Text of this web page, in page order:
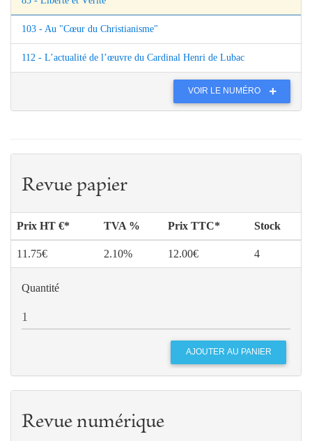
103 - Au "Cœur du Christianisme"
112 - L’actualité de l’œuvre du Cardinal Henri de Lubac
VOIR LE NUMÉRO
Revue papier
Prix HT €* TVA % Prix TTC* Stock
11.75€ 2.10% 12.00€ 4
Quantité
Revue numérique